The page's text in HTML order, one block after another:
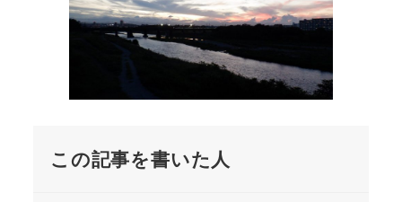
この記事を書いた人